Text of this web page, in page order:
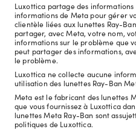
Luxottica partage des
informations de Meta pour gérer
clientèle liées aux lunettes Ray-
partager, avec Meta, votre nom,
informations sur le problème que
peut partager des informations,
le problème.
Luxottica ne collecte aucune
utilisation des lunettes Ray-Ban
Meta est le fabricant des lunettes
que vous fournissez à Luxottica
lunettes Meta Ray-Ban sont
politiques de Luxottica.